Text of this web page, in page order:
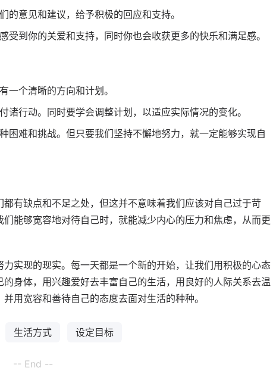
意见和建议，给予积极的回应和支持。
受到你的关爱和支持，同时你也会收获更多的快乐和满足感。
一个清晰的方向和计划。
行动。同时要学会调整计划，以适应实际情况的变化。
困难和挑战。但只要我们坚持不懈地努力，就一定能够实现自
有缺点和不足之处，但这并不意味着我们应该对自己过于苛
能够宽容地对待自己时，就能减少内心的压力和焦虑，从而更
实现的现实。每一天都是一个新的开始，让我们用积极的心态
身体，用兴趣爱好去丰富自己的生活，用良好的人际关系去温
用宽容和善待自己的态度去面对生活的种种。
生活方式 设定目标
-- End --